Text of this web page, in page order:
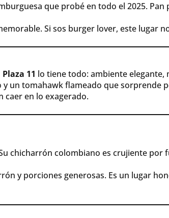
que probé en todo el 2025. Pan
Si sos burger lover, este lugar
11 lo tiene todo: ambiente elegante,
un tomahawk flameado que sorprende
caer en lo exagerado.
chicharrón colombiano es crujiente por
y porciones generosas. Es un lugar